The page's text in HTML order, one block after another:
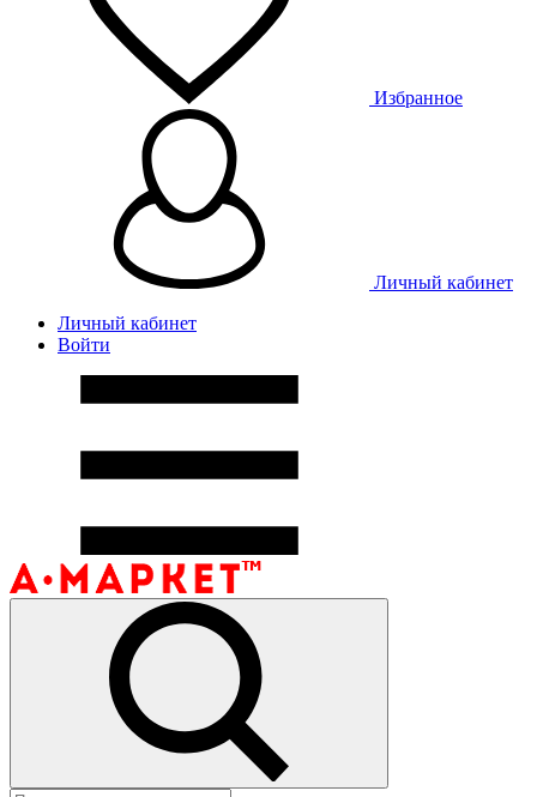
Избранное
Личный кабинет
Личный кабинет
Войти